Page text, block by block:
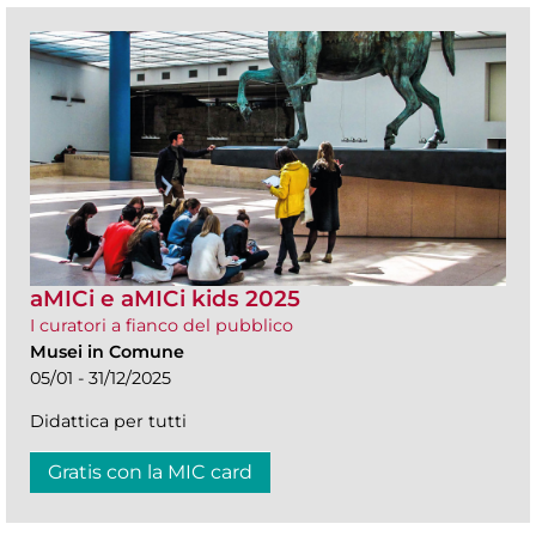
aMICi e aMICi kids 2025
I curatori a fianco del pubblico
Musei in Comune
05/01 - 31/12/2025
Didattica per tutti
Gratis con la MIC card